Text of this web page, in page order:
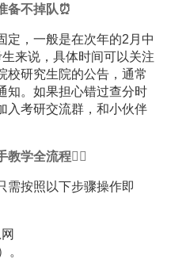
备不掉队⏰
定，一般是在次年的2月中
来说，具体时间可以关注
校研究生院的公告，通常
知。如果担心错过查分时
入考研交流群，和小伙伴
学全流程🚶‍♀️
需按照以下步骤操作即
。